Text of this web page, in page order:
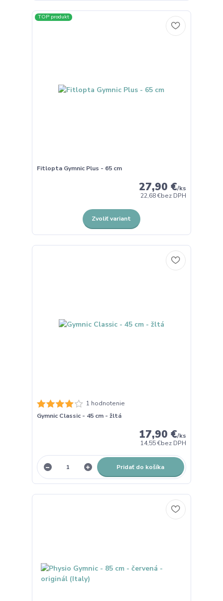
TOP produkt
Fitlopta Gymnic Plus - 65 cm
27,90 €/ks
22,68 €bez DPH
Zvoliť variant
1 hodnotenie
Gymnic Classic - 45 cm - žltá
17,90 €/ks
14,55 €bez DPH
Pridať do košíka